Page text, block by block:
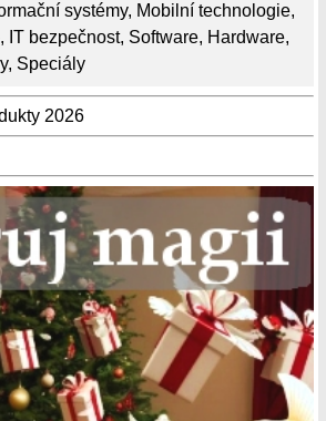
systémy, Mobilní technologie,
, IT bezpečnost, Software, Hardware,
, Speciály
2026